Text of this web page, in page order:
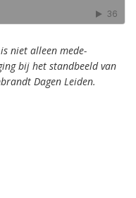
niet alleen mede-
bij het standbeeld van
Dagen Leiden.